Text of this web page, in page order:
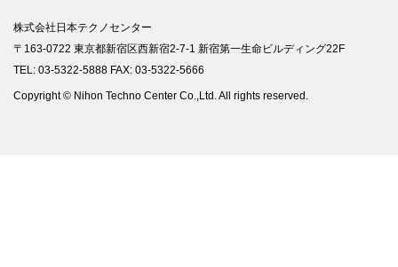
株式会社日本テクノセンター
〒163-0722 東京都新宿区西新宿2-7-1 新宿第一生命ビルディング22F
TEL: 03-5322-5888 FAX: 03-5322-5666
Copyright © Nihon Techno Center Co.,Ltd. All rights reserved.